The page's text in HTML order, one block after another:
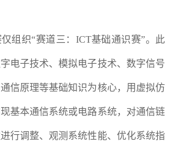
组织“赛道三：ICT基础通识赛”。此
电子技术、模拟电子技术、数字信号
信原理等基础知识为核心，用虚拟仿
基本通信系统或电路系统，对通信链
行调整、观测系统性能、优化系统指